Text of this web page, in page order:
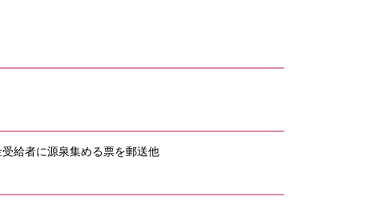
給者に源泉集める票を郵送他